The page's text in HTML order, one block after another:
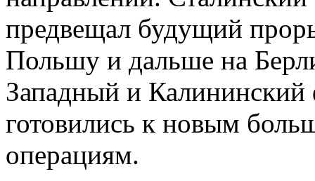
предвещал будущий
Польшу и дальше на
Западный и
готовились к новым
операциям.